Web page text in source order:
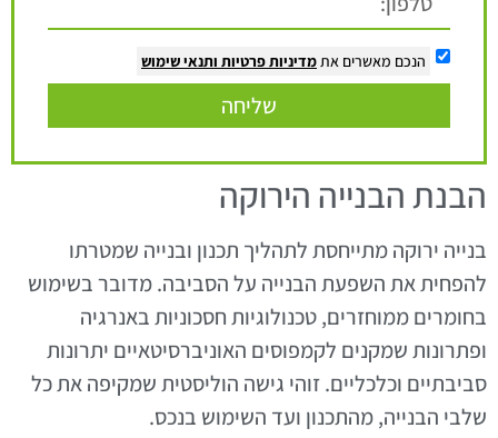
הנכם מאשרים את מדיניות פרטיות ותנאי שימוש
שליחה
הבנת הבנייה הירוקה
בנייה ירוקה מתייחסת לתהליך תכנון ובנייה שמטרתו
להפחית את השפעת הבנייה על הסביבה. מדובר בשימוש
בחומרים ממוחזרים, טכנולוגיות חסכוניות באנרגיה
ופתרונות שמקנים לקמפוסים האוניברסיטאיים יתרונות
סביבתיים וכלכליים. זוהי גישה הוליסטית שמקיפה את כל
שלבי הבנייה, מהתכנון ועד השימוש בנכס.